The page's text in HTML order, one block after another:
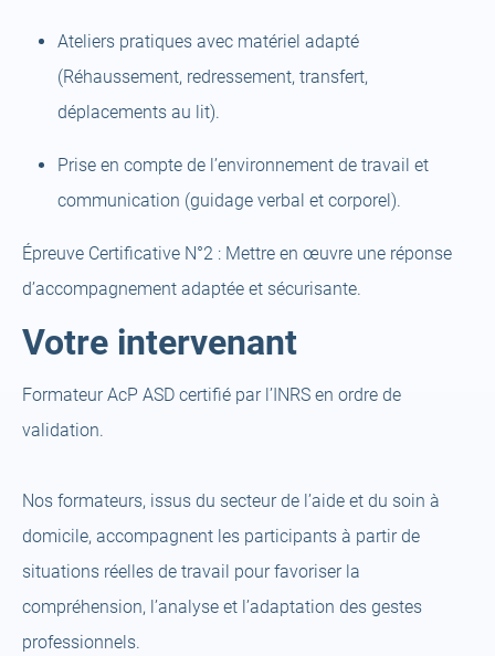
Ateliers pratiques avec matériel adapté
(Réhaussement, redressement, transfert,
déplacements au lit).
Prise en compte de l’environnement de travail et
communication (guidage verbal et corporel).
Épreuve Certificative N°2 : Mettre en œuvre une réponse
d’accompagnement adaptée et sécurisante.
Votre intervenant
Formateur AcP ASD certifié par l’INRS en ordre de
validation.
Nos formateurs, issus du secteur de l’aide et du soin à
domicile, accompagnent les participants à partir de
situations réelles de travail pour favoriser la
compréhension, l’analyse et l’adaptation des gestes
professionnels.